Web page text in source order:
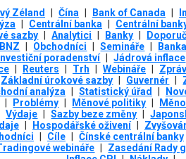
Zéland Čína Bank of Canada
Centrální banka
Centrální
sazby Analytici Banky
Obchodníci Semináře
Investiční poradenství
Jádrová inflace
Reuters Trh Webináře
Základní úrokové sazby Guvernér
analýza Statistický úřad
Problémy Měnové politiky
Výdaje Sazby beze změny
Hospodářské oživení
Cíle
Čínské centrální banky
webináře
Zasedání Rady